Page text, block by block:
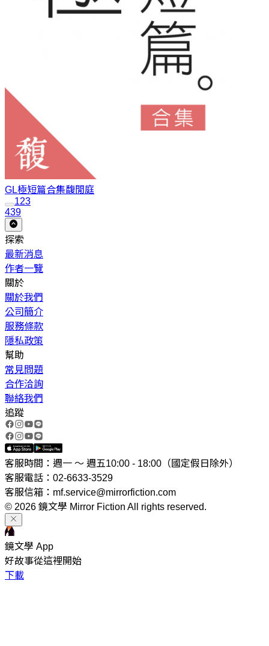
GL極短篇合集馥閒庭
123
439
探索
最新消息
作者一覽
關於
關於我們
公司簡介
服務條款
隱私政策
幫助
常見問題
合作洽詢
聯絡我們
追蹤
客服時間：週一 ～ 週五10:00 - 18:00（國定假日除外）
客服電話：02-6633-3529
客服信箱：mf.service@mirrorfiction.com
© 2026 鏡文學 Mirror Fiction All rights reserved.
鏡文學 App
好故事從這裡開始
下載